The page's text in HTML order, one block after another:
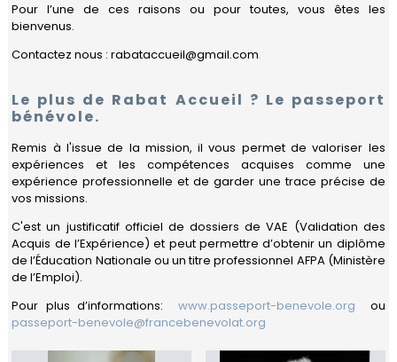
Le
réseau
Se
loger
Vivre
quotidien
Scolariser
Se
soigner
divertir
Quitter
le
Nos
partenaires
adhérents
votre
annonce
pro
&
Carrières
Guide
Pratique
de
Rabat
Formulaire
Pour l’une de ces raisons ou pour toutes, vous êtes les
bienvenus.
Contactez nous : rabataccueil@gmail.com.
Le plus de Rabat Accueil ? Le passeport
bénévole.
Remis à l'issue de la mission, il vous permet de valoriser les
expériences et les compétences acquises comme une
expérience professionnelle et de garder une trace précise de
vos missions.
C'est un justificatif officiel de dossiers de VAE (Validation des
Acquis de l’Expérience) et peut permettre d’obtenir un diplôme
de l’Éducation Nationale ou un titre professionnel AFPA (Ministère
de l’Emploi).
Pour plus d’informations: www.passeport-benevole.org ou
passeport-benevole@francebenevolat.org